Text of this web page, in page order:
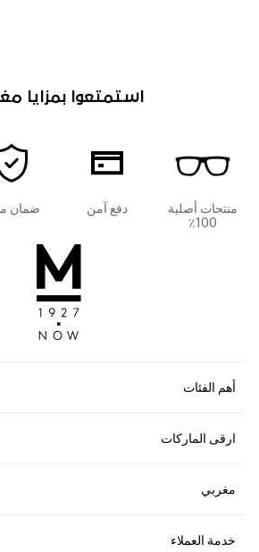
استمتعوا بمزايا
منتجات أصلية
100٪
دفع آمن ضمان
أهم الفئات
ارقى الماركات
مغربي
خدمة العملاء